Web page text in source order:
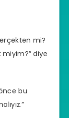
mi?
diye
bu